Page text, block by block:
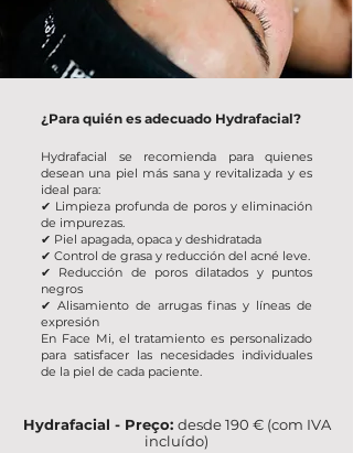
¿Para quién es adecuado Hydrafacial?
Hydrafacial se recomienda para quienes
desean una piel más sana y revitalizada y es
ideal para:
✔ Limpieza profunda de poros y eliminación
de impurezas.
✔ Piel apagada, opaca y deshidratada
✔ Control de grasa y reducción del acné leve.
✔ Reducción de poros dilatados y puntos
negros
✔ Alisamiento de arrugas finas y líneas de
expresión
En Face Mi, el tratamiento es personalizado
para satisfacer las necesidades individuales
de la piel de cada paciente.
Hydrafacial - Preço: desde 190 € (com IVA
incluído)